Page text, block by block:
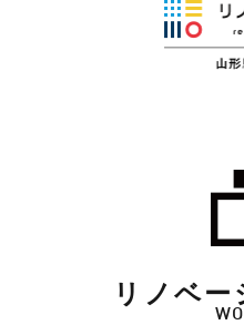
リノベー